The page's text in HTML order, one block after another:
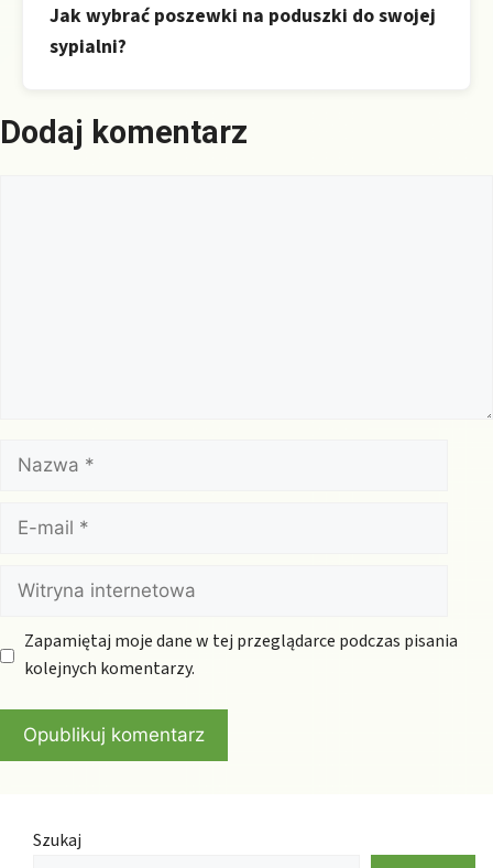
Jak wybrać poszewki na poduszki do swojej
sypialni?
Dodaj komentarz
Nazwa
mail
Witryna
internetowa
Zapamiętaj moje dane w tej przeglądarce podczas pisania
kolejnych komentarzy.
Szukaj